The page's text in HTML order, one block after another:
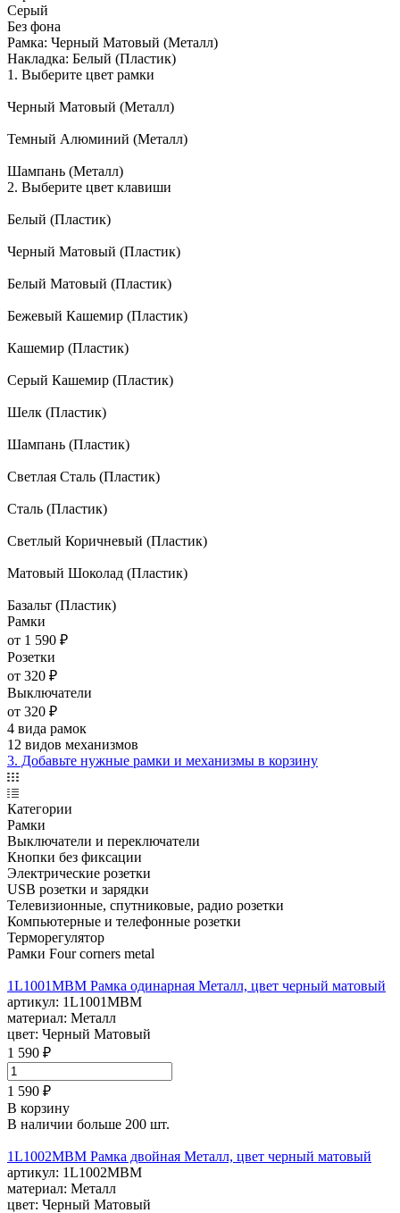
Серый
Без фона
Рамка: Черный Матовый (Металл)
Накладка: Белый (Пластик)
1. Выберите цвет рамки
Черный Матовый (Металл)
Темный Алюминий (Металл)
Шампань (Металл)
2. Выберите цвет клавиши
Белый (Пластик)
Черный Матовый (Пластик)
Белый Матовый (Пластик)
Бежевый Кашемир (Пластик)
Кашемир (Пластик)
Серый Кашемир (Пластик)
Шелк (Пластик)
Шампань (Пластик)
Светлая Сталь (Пластик)
Сталь (Пластик)
Светлый Коричневый (Пластик)
Матовый Шоколад (Пластик)
Базальт (Пластик)
Рамки
от 1 590 ₽
Розетки
от 320 ₽
Выключатели
от 320 ₽
4 вида рамок
12 видов механизмов
3. Добавьте нужные рамки и механизмы в корзину
Категории
Рамки
Выключатели и переключатели
Кнопки без фиксации
Электрические розетки
USB розетки и зарядки
Телевизионные, спутниковые, радио розетки
Компьютерные и телефонные розетки
Терморегулятор
Рамки Four corners metal
1L1001MBM Рамка одинарная Металл, цвет черный матовый
артикул: 1L1001MBM
материал: Металл
цвет: Черный Матовый
1 590 ₽
1 590 ₽
В корзину
В наличии больше 200 шт.
1L1002MBM Рамка двойная Металл, цвет черный матовый
артикул: 1L1002MBM
материал: Металл
цвет: Черный Матовый